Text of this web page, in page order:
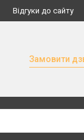
Відгуки до сайту
Замовити